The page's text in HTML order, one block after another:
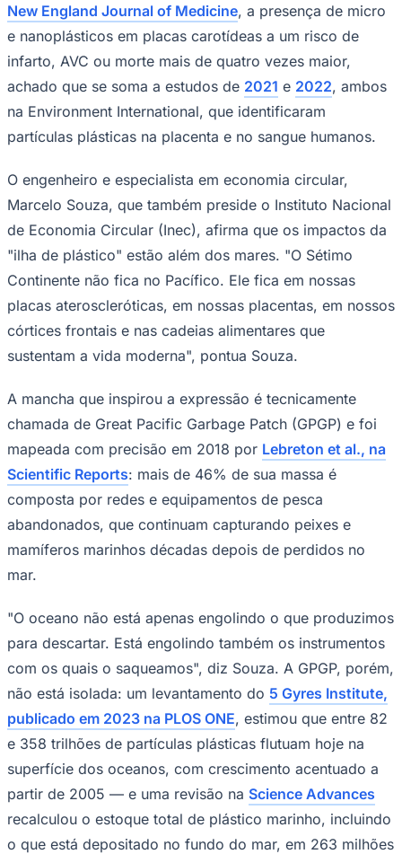
Ceará
Goiás
New England Journal of Medicine, a presença de micro
e nanoplásticos em placas carotídeas a um risco de
infarto, AVC ou morte mais de quatro vezes maior,
achado que se soma a estudos de 2021 e 2022, ambos
na Environment International, que identificaram
partículas plásticas na placenta e no sangue humanos.
O engenheiro e especialista em economia circular,
Marcelo Souza, que também preside o Instituto Nacional
de Economia Circular (Inec), afirma que os impactos da
"ilha de plástico" estão além dos mares. "O Sétimo
Continente não fica no Pacífico. Ele fica em nossas
placas ateroscleróticas, em nossas placentas, em nossos
córtices frontais e nas cadeias alimentares que
sustentam a vida moderna", pontua Souza.
A mancha que inspirou a expressão é tecnicamente
chamada de Great Pacific Garbage Patch (GPGP) e foi
mapeada com precisão em 2018 por Lebreton et al., na
Scientific Reports: mais de 46% de sua massa é
composta por redes e equipamentos de pesca
abandonados, que continuam capturando peixes e
mamíferos marinhos décadas depois de perdidos no
mar.
"O oceano não está apenas engolindo o que produzimos
para descartar. Está engolindo também os instrumentos
com os quais o saqueamos", diz Souza. A GPGP, porém,
não está isolada: um levantamento do 5 Gyres Institute,
publicado em 2023 na PLOS ONE, estimou que entre 82
e 358 trilhões de partículas plásticas flutuam hoje na
superfície dos oceanos, com crescimento acentuado a
partir de 2005 — e uma revisão na Science Advances
recalculou o estoque total de plástico marinho, incluindo
o que está depositado no fundo do mar, em 263 milhões